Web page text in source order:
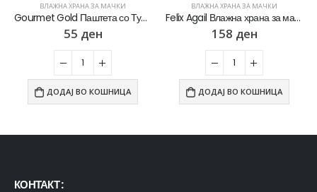
ВЛАЖНА ХРАНА ЗА МАЧКИ
Gourmet Gold Паштета со Туна [Конзерва 85гр]
55 ден
ДОДАЈ ВО КОШНИЦА
ВЛАЖНА ХРАНА ЗА МАЧКИ
Felix Agail Влажна храна за мачки со Лосос, Туна во желе [Кесичка 4×85гр]
158 ден
ДОДАЈ ВО КОШНИЦА
КОНТАКТ :